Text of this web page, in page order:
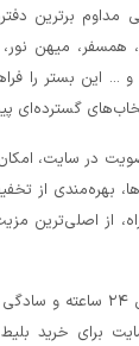
مداوم برترین
میهن‌ نور،
و ... این بستر را
گسترده‌ای
در سایت،
بهره‌مندی از
از اصلی‌ترین
تمام این امکانات در کنار
برای خرید